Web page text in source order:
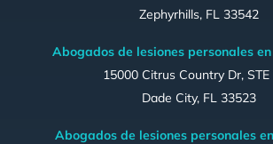
Zephyrhills, FL 33542
Abogados de lesiones personales
15000 Citrus Country Dr, STE
Dade City, FL 33523
Abogados de lesiones personales